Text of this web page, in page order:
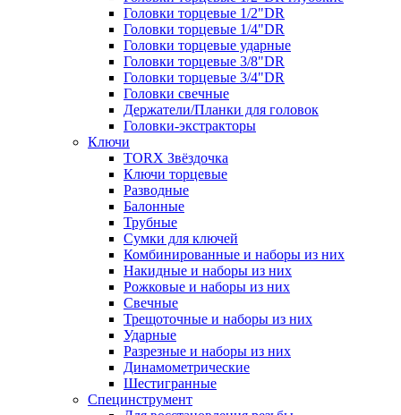
Головки торцевые 1/2"DR
Головки торцевые 1/4"DR
Головки торцевые ударные
Головки торцевые 3/8"DR
Головки торцевые 3/4"DR
Головки свечные
Держатели/Планки для головок
Головки-экстракторы
Ключи
TORX Звёздочка
Ключи торцевые
Разводные
Балонные
Трубные
Сумки для ключей
Комбинированные и наборы из них
Накидные и наборы из них
Рожковые и наборы из них
Свечные
Трещоточные и наборы из них
Ударные
Разрезные и наборы из них
Динамометрические
Шестигранные
Специнструмент